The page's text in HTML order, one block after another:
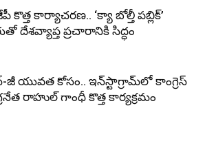
కొత్త కార్యాచరణ.. ‘క్యా బోల్తీ పబ్లిక్’
దేశవ్యాప్త ప్రచారానికి సిద్ధం
జీ యువత కోసం.. ఇన్‌స్టాగ్రామ్‌లో కాంగ్రెస్
రాహుల్ గాంధీ కొత్త కార్యక్రమం